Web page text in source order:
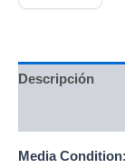
Descripción
Media Condition: